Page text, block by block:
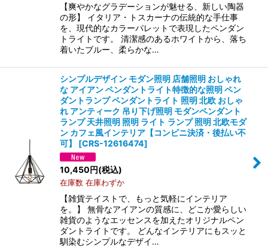
【爽やかなグラデーションが魅せる、新しい陶器
の形】 イタリア・トスカーナの伝統的な手仕事
を、現代的なカラーパレットで表現したペンダン
トライトです。 清潔感のあるホワイトから、落ち
着いたブルー、柔らかな…
シンプルデザイン モダン照明 店舗照明 おしゃれ
な アイアン ペンダントライト特徴的な照明 ペン
ダントランプ ペンダントライト 照明 北欧 おしゃ
れ アンティーク 吊り下げ照明 モダンペンダント
ランプ 天井照明 照明 ライト ランプ 照明 北欧モダ
ン カフェ風インテリア【コンビニ決済・後払い不
可】
[CRS-12616474]
10,450円(税込)
在庫数 在庫わずか
【雑貨テイストで、もっと気軽にインテリア
を。】 無骨なアイアンの質感に、どこか愛らしい
雑貨のようなエッセンスを加えたオリジナルペン
ダントライトです。 どんなインテリアにもスッと
馴染むシンプルなデザイ…